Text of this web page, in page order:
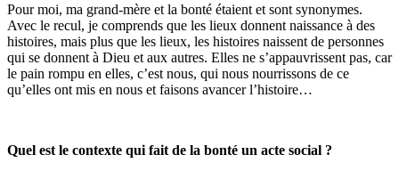
Pour moi, ma grand-mère et la bonté étaient et sont synonymes.
Avec le recul, je comprends que les lieux donnent naissance à des
histoires, mais plus que les lieux, les histoires naissent de personnes
qui se donnent à Dieu et aux autres. Elles ne s’appauvrissent pas, car
le pain rompu en elles, c’est nous, qui nous nourrissons de ce
qu’elles ont mis en nous et faisons avancer l’histoire…
Quel est le contexte qui fait de la bonté un acte social ?